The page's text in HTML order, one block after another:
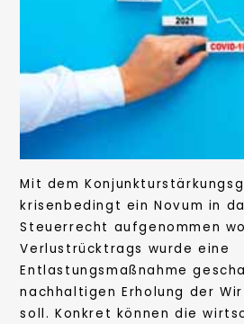
Mit dem
krisenbedingt ein Novum in
Steuerrecht aufgenommen
Verlustrücktrags wurde eine
Entlastungsmaßnahme
nachhaltigen Erholung der
soll. Konkret können die